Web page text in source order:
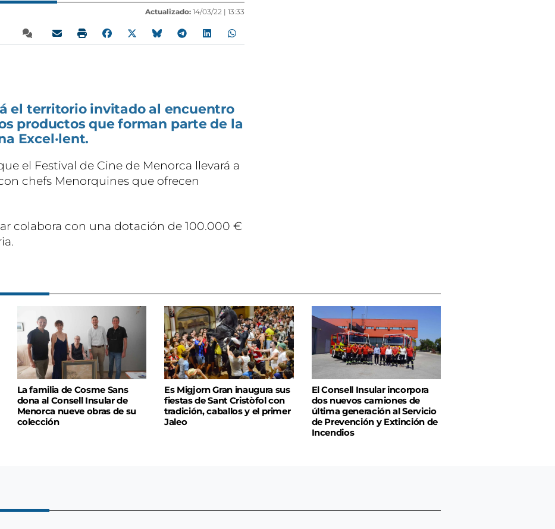
Actualizado: 14/03/22 | 13:33
el territorio invitado al encuentro
productos que forman parte de la
Excel·lent.
el Festival de Cine de Menorca llevará a
chefs Menorquines que ofrecen
colabora con una dotación de 100.000 €
La familia de Cosme Sans
dona al Consell Insular de
Menorca nueve obras de su
colección
Es Migjorn Gran inaugura sus
fiestas de Sant Cristòfol con
tradición, caballos y el primer
Jaleo
El Consell Insular incorpora
dos nuevos camiones de
última generación al Servicio
de Prevención y Extinción de
Incendios